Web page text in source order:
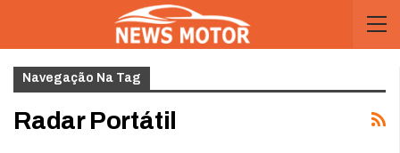
Navegação Na Tag
Radar Portátil